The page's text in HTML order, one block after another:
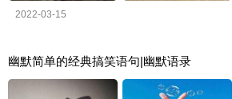
2022-03-15
幽默简单的经典搞笑语句|幽默语录